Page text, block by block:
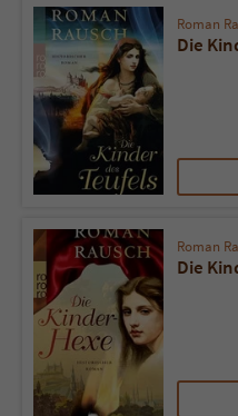
Roman
Die
Roman
Die